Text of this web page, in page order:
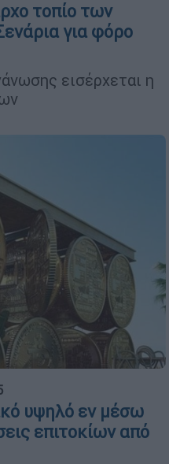
τοπίο των
για φόρο
εισέρχεται η
υψηλό εν μέσω
επιτοκίων από